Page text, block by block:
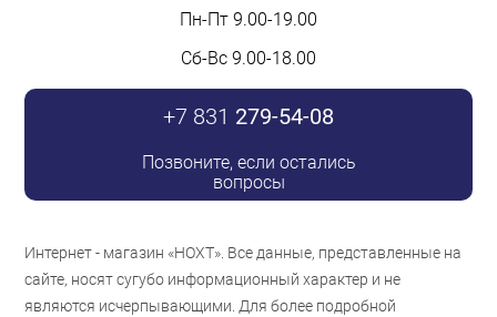
Пн-Пт 9.00-19.00
Сб-Вс 9.00-18.00
+7 831 279-54-08
Позвоните, если остались
вопросы
Интернет - магазин «НОХТ». Все данные, представленные на
сайте, носят сугубо информационный характер и не
являются исчерпывающими. Для более подробной